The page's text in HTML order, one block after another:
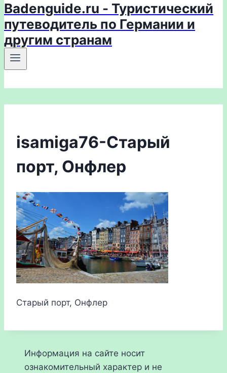
Badenguide.ru - Туристический
путеводитель по Германии и
другим странам
isamiga76-Старый
порт, Онфлер
Старый порт, Онфлер
Информация на сайте носит
ознакомительный характер и не